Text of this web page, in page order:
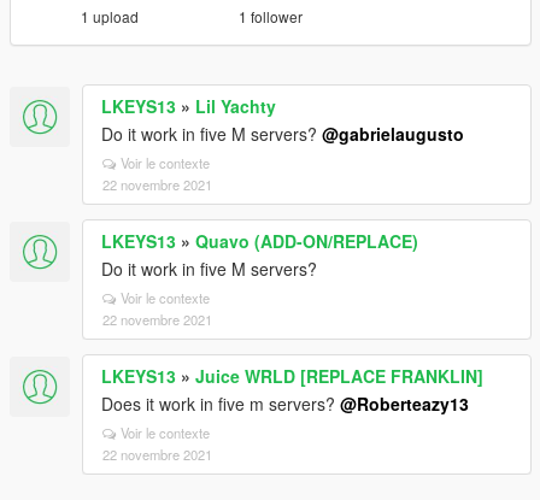
1 upload 1 follower
LKEYS13 » Lil Yachty
Do it work in five M servers? @gabrielaugusto
Voir le contexte
22 novembre 2021
LKEYS13 » Quavo (ADD-ON/REPLACE)
Do it work in five M servers?
Voir le contexte
22 novembre 2021
LKEYS13 » Juice WRLD [REPLACE FRANKLIN]
Does it work in five m servers? @Roberteazy13
Voir le contexte
22 novembre 2021